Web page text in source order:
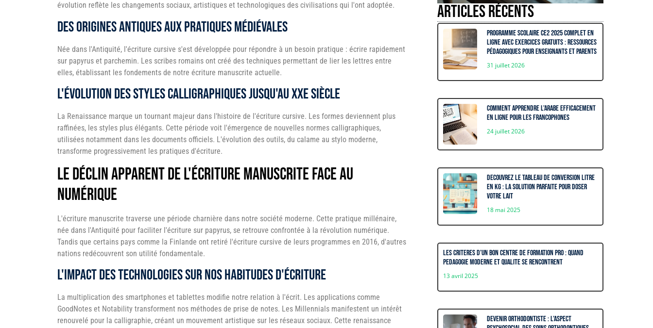
évolution reflète les changements sociaux, artistiques et technologiques des civilisations qui l'ont adoptée.
Des origines antiques aux pratiques médiévales
Née dans l'Antiquité, l'écriture cursive s'est développée pour répondre à un besoin pratique : écrire rapidement
sur papyrus et parchemin. Les scribes romains ont créé des techniques permettant de lier les lettres entre
elles, établissant les fondements de notre écriture manuscrite actuelle.
L'évolution des styles calligraphiques jusqu'au XXe siècle
La Renaissance marque un tournant majeur dans l'histoire de l'écriture cursive. Les formes deviennent plus
raffinées, les styles plus élégants. Cette période voit l'émergence de nouvelles normes calligraphiques,
utilisées notamment dans les documents officiels. L'évolution des outils, du calame au stylo moderne,
transforme progressivement les pratiques d'écriture.
Le déclin apparent de l'écriture manuscrite face au
numérique
L'écriture manuscrite traverse une période charnière dans notre société moderne. Cette pratique millénaire,
née dans l'Antiquité pour faciliter l'écriture sur papyrus, se retrouve confrontée à la révolution numérique.
Tandis que certains pays comme la Finlande ont retiré l'écriture cursive de leurs programmes en 2016, d'autres
nations redécouvrent son utilité fondamentale.
L'impact des technologies sur nos habitudes d'écriture
La multiplication des smartphones et tablettes modifie notre relation à l'écrit. Les applications comme
GoodNotes et Notability transforment nos méthodes de prise de notes. Les Millennials manifestent un intérêt
renouvelé pour la calligraphie, créant un mouvement artistique sur les réseaux sociaux. Cette renaissance
Articles récents
Programme Scolaire CE2 2025 complet en
ligne avec exercices gratuits : ressources
pédagogiques pour enseignants et parents
31 juillet 2026
Comment apprendre l’arabe efficacement
en ligne pour les francophones
24 juillet 2026
Decouvrez le tableau de conversion litre
en kg : La solution parfaite pour doser
votre lait
18 mai 2025
Les criteres d’un bon centre de formation pro : quand
pedagogie moderne et qualite se rencontrent
13 avril 2025
Devenir orthodontiste : l’aspect